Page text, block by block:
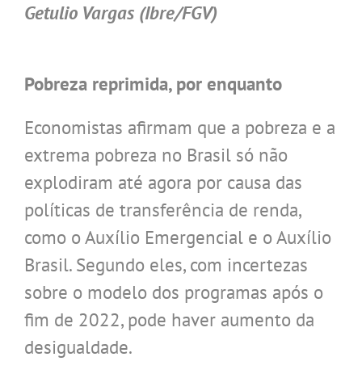
Getulio Vargas (Ibre/FGV)
Pobreza reprimida, por enquanto
Economistas afirmam que a pobreza e a
extrema pobreza no Brasil só não
explodiram até agora por causa das
políticas de transferência de renda,
como o Auxílio Emergencial e o Auxílio
Brasil. Segundo eles, com incertezas
sobre o modelo dos programas após o
fim de 2022, pode haver aumento da
desigualdade.